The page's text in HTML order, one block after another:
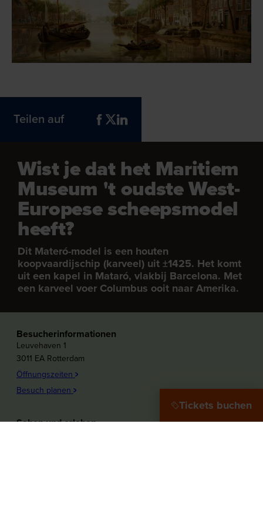
Teilen auf
Wist je dat het Maritiem
Museum 't oudste West-
Europese scheepsmodel
heeft?
Dit Materó-model is een houten
koopvaardijschip (karveel) uit ±1425. Het komt
uit een kapel in Mataró, vlakbij Barcelona. Met
een karveel voer Columbus ooit naar Amerika.
Besucherinformationen
Leuvehaven 1
3011 EA Rotterdam
Öffnungszeiten
Besuch planen
Sehen und erleben
Tickets buchen